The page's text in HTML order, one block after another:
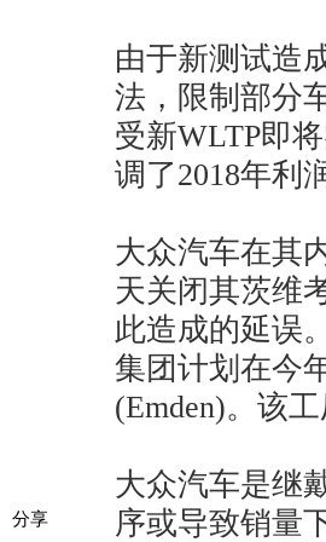
分享
由于新测试造
法，限制部分
受新WLTP即
调了2018年利
大众汽车在其
天关闭其茨维
此造成的延误
集团计划在今
(Emden)。该
大众汽车是继
序或导致销量